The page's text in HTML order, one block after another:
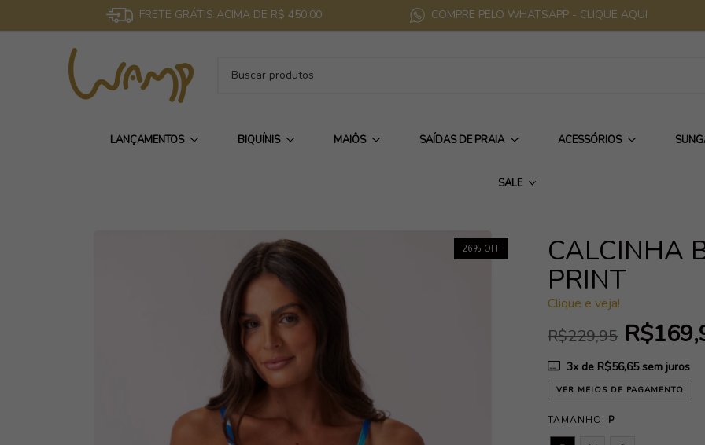
FRETE GRÁTIS ACIMA DE R$ 450,00 COMPRE PELO WHATSAPP - CLIQUE AQUI
LANÇAMENTOS BIQUÍNIS MAIÔS SAÍDAS DE PRAIA ACESSÓRIOS
SALE
26% OFF
CALCINHA
PRINT
Clique e veja!
R$229,95
3x de R$56,65sem juros
VER MEIOS DE PAGAMENTO
TAMANHO: P